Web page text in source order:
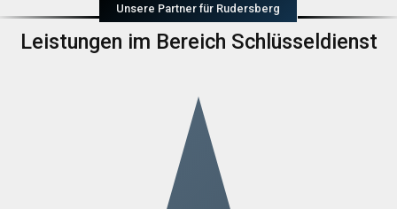
Unsere Partner für Rudersberg
Leistungen im Bereich Schlüsseldienst